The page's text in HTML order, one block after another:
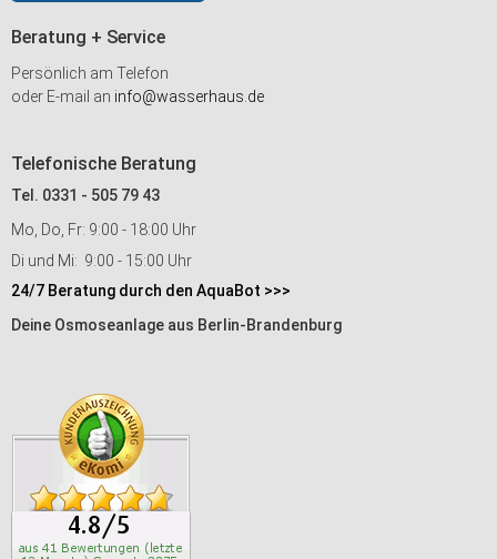
Beratung + Service
Persönlich am Telefon
oder E-mail an info@wasserhaus.de
Telefonische Beratung
Tel. 0331 - 505 79 43
Mo, Do, Fr: 9:00 - 18:00 Uhr
Di und Mi: 9:00 - 15:00 Uhr
24/7 Beratung durch den AquaBot >>>
Deine Osmoseanlage aus Berlin-Brandenburg